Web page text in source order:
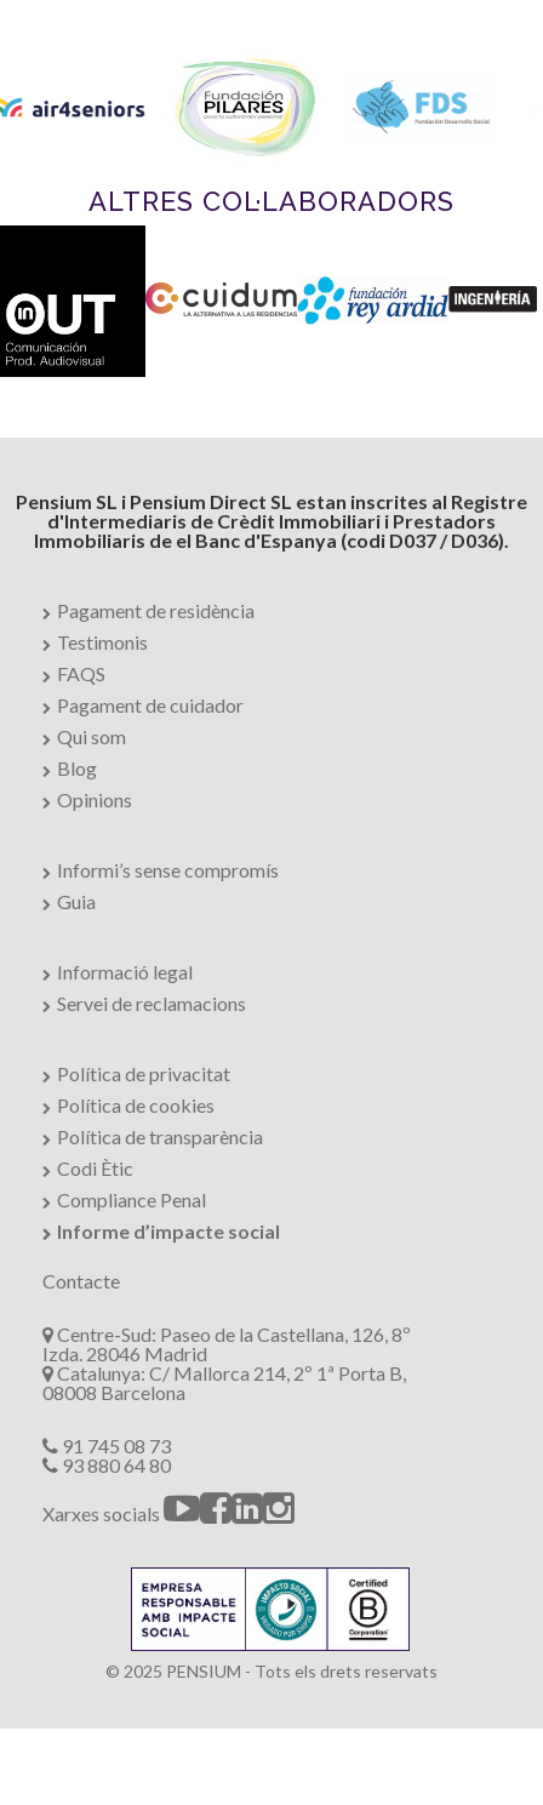
ALTRES COL·LABORADORS
Pensium SL i Pensium Direct SL estan inscrites al Registre
d'Intermediaris de Crèdit Immobiliari i Prestadors
Immobiliaris de el Banc d'Espanya (codi D037 / D036).
Pagament de residència
Testimonis
FAQS
Pagament de cuidador
Qui som
Blog
Opinions
Informi’s sense compromís
Guia
Informació legal
Servei de reclamacions
Política de privacitat
Política de cookies
Política de transparència
Codi Ètic
Compliance Penal
Informe d’impacte social
Contacte
Centre-Sud: Paseo de la Castellana, 126, 8º
Izda. 28046 Madrid
Catalunya: C/ Mallorca 214, 2º 1ª Porta B,
08008 Barcelona
91 745 08 73
93 880 64 80
Xarxes socials
© 2025 PENSIUM - Tots els drets reservats